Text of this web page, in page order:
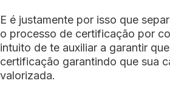
E é justamente por isso que
o processo de certificação por
intuito de te auxiliar a garantir
certificação garantindo que sua
valorizada.